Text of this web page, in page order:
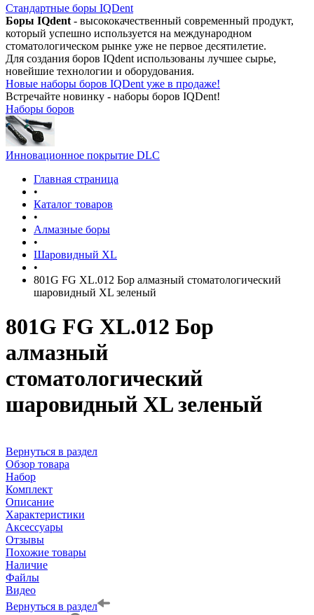
Стандартные боры IQDent
Боры IQdent - высококачественный современный продукт,
который успешно используется на международном
стоматологическом рынке уже не первое десятилетие.
Для создания боров IQdent использованы лучшее сырье,
новейшие технологии и оборудования.
Новые наборы боров IQDent уже в продаже!
Встречайте новинку - наборы боров IQDent!
Наборы боров
Инновационное покрытие DLC
Главная страница
•
Каталог товаров
•
Алмазные боры
•
Шаровидный XL
•
801G FG XL.012 Бор алмазный стоматологический
шаровидный XL зеленый
801G FG XL.012 Бор
алмазный
стоматологический
шаровидный XL зеленый
Вернуться в раздел
Обзор товара
Набор
Комплект
Описание
Характеристики
Аксессуары
Отзывы
Похожие товары
Наличие
Файлы
Видео
Вернуться в раздел